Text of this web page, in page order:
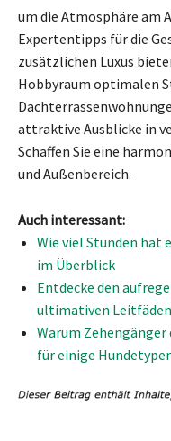
um die Atmosphäre am
Expertentipps für die
zusätzlichen Luxus
Hobbyraum optimalen
attraktive Ausblicke in
Schaffen Sie eine
und Außenbereich.
Auch interessant:
Wie viel Stunden hat
im Überblick
Entdecke den
ultimativen
Warum
für einige